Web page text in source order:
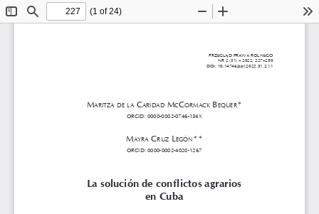
ToggleFind
(1 of 24)
Zoom
PRZEGLĄD PRAWA ROLNEGO
NR 2 (31) – 2022, 227–250
DOI: 10.14746/ppr.2022.31.2.11
Maritza de la Caridad MCCorMaCk Bequer*
orCid: 0000-0002-0746-134X
M ayra Cruz l egón **
orCid: 0000-0002-4020-1267
La solución de conflictos agrarios
en Cuba